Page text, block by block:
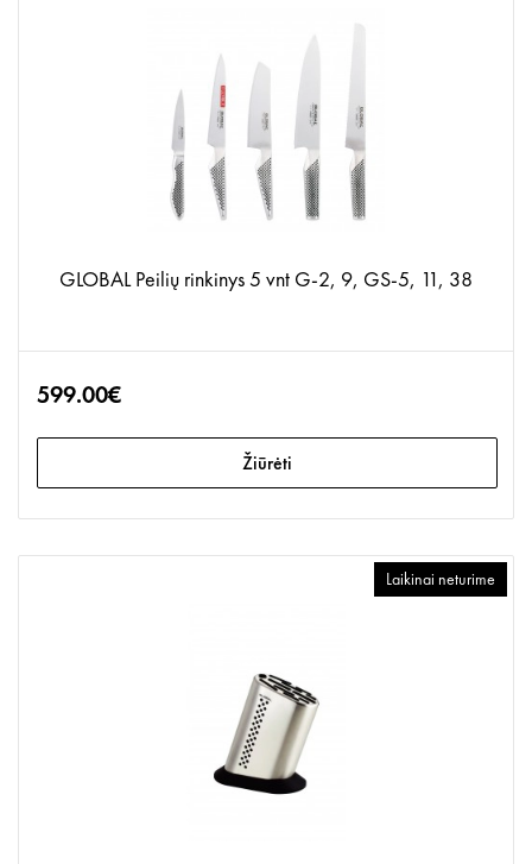
GLOBAL Peilių rinkinys 5 vnt G-2, 9, GS-5, 11, 38
599.00€
Žiūrėti
Laikinai neturime